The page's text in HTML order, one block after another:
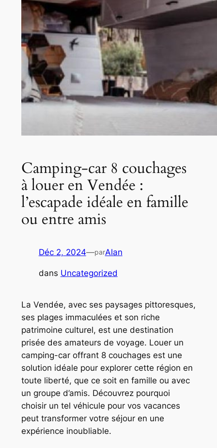
Camping-car 8 couchages
à louer en Vendée :
l’escapade idéale en famille
ou entre amis
Déc 2, 2024—parAlan
dans Uncategorized
La Vendée, avec ses paysages pittoresques,
ses plages immaculées et son riche
patrimoine culturel, est une destination
prisée des amateurs de voyage. Louer un
camping-car offrant 8 couchages est une
solution idéale pour explorer cette région en
toute liberté, que ce soit en famille ou avec
un groupe d’amis. Découvrez pourquoi
choisir un tel véhicule pour vos vacances
peut transformer votre séjour en une
expérience inoubliable.